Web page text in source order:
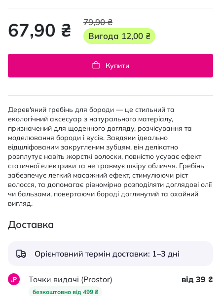
67,90 ₴
79,90 ₴
Вигода 12,00 ₴
Купити
Дерев'яний гребінь для бороди — це стильний та
екологічний аксесуар з натурального матеріалу,
призначений для щоденного догляду, розчісування та
моделювання бороди і вусів. Завдяки ідеально
відшліфованим закругленим зубцям, він делікатно
розплутує навіть жорсткі волоски, повністю усуває ефект
статичної електрики та не травмує шкіру обличчя. Гребінь
забезпечує легкий масажний ефект, стимулюючи ріст
волосся, та допомагає рівномірно розподіляти доглядові олії
чи бальзами, повертаючи бороді доглянутий та охайний
вигляд.
Доставка
Орієнтовний термін доставки: 1–3 дні
Точки видачі (Prostor)
безкоштовно від 499 ₴
від 39 ₴